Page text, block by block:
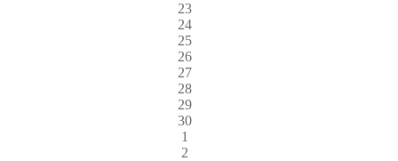
23
24
25
26
27
28
29
30
1
2